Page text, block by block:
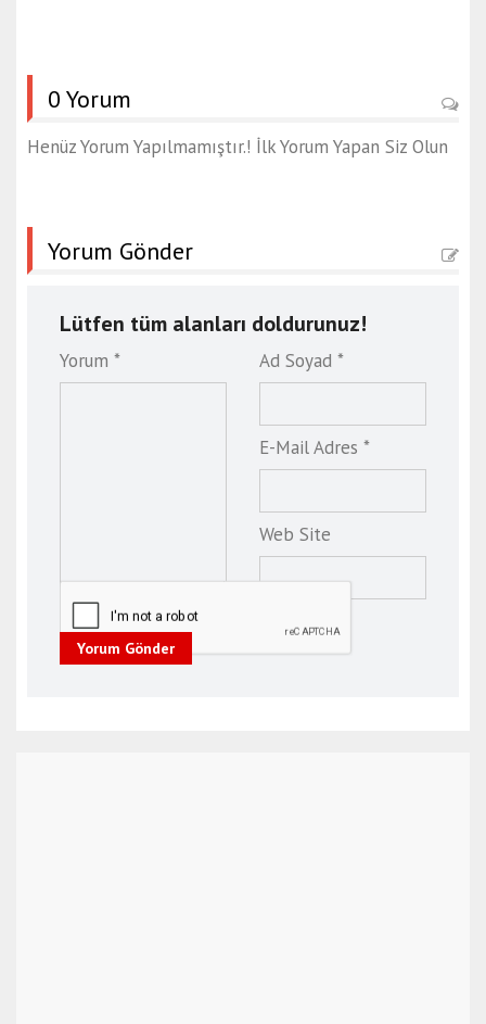
0 Yorum
Henüz Yorum Yapılmamıştır.! İlk Yorum Yapan Siz Olun
Yorum Gönder
Lütfen tüm alanları doldurunuz!
Yorum * Ad Soyad *
E-Mail Adres *
Web Site
Yorum Gönder